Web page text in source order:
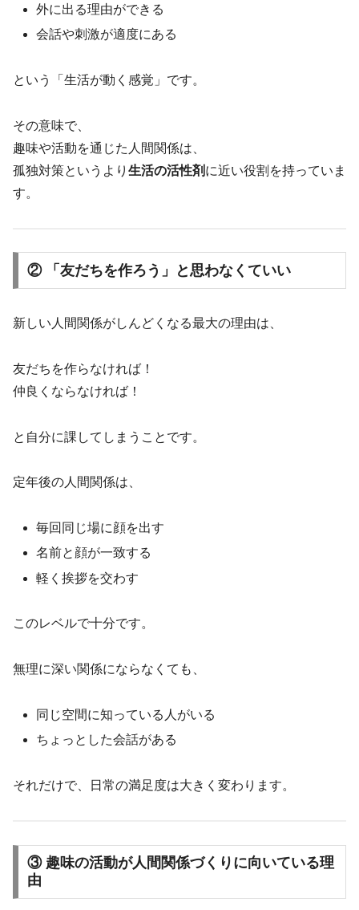
外に出る理由ができる
会話や刺激が適度にある
という「生活が動く感覚」です。
その意味で、
趣味や活動を通じた人間関係は、
孤独対策というより 生活の活性剤 に近い役割を持っていま
す。
② 「友だちを作ろう」と思わなくていい
新しい人間関係がしんどくなる最大の理由は、
友だちを作らなければ！
仲良くならなければ！
と自分に課してしまうことです。
定年後の人間関係は、
毎回同じ場に顔を出す
名前と顔が一致する
軽く挨拶を交わす
このレベルで十分です。
無理に深い関係にならなくても、
同じ空間に知っている人がいる
ちょっとした会話がある
それだけで、日常の満足度は大きく変わります。
③ 趣味の活動が人間関係づくりに向いている理
由